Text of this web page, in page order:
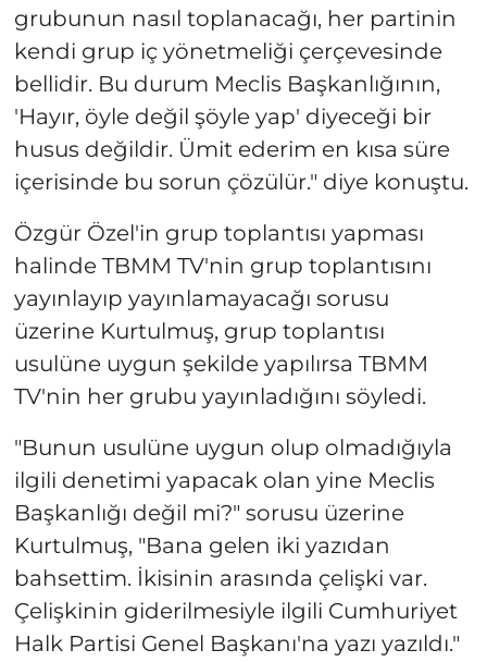
grubunun nasıl toplanacağı, her partinin
kendi grup iç yönetmeliği çerçevesinde
bellidir. Bu durum Meclis Başkanlığının,
'Hayır, öyle değil şöyle yap' diyeceği bir
husus değildir. Ümit ederim en kısa süre
içerisinde bu sorun çözülür." diye konuştu.
Özgür Özel'in grup toplantısı yapması
halinde TBMM TV'nin grup toplantısını
yayınlayıp yayınlamayacağı sorusu
üzerine Kurtulmuş, grup toplantısı
usulüne uygun şekilde yapılırsa TBMM
TV'nin her grubu yayınladığını söyledi.
"Bunun usulüne uygun olup olmadığıyla
ilgili denetimi yapacak olan yine Meclis
Başkanlığı değil mi?" sorusu üzerine
Kurtulmuş, "Bana gelen iki yazıdan
bahsettim. İkisinin arasında çelişki var.
Çelişkinin giderilmesiyle ilgili Cumhuriyet
Halk Partisi Genel Başkanı'na yazı yazıldı."